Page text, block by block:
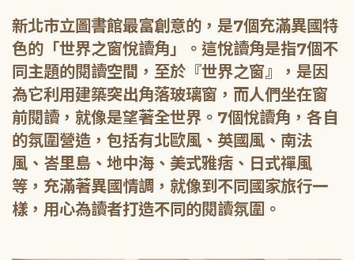
新北市立圖書館最富創意的，是7個充滿異國特
色的「世界之窗悅讀角」。這悅讀角是指7個不
同主題的閱讀空間，至於『世界之窗』，是因
為它利用建築突出角落玻璃窗，而人們坐在窗
前閱讀，就像是望著全世界。7個悅讀角，各自
的氛圍營造，包括有北歐風、英國風、南法
風、峇里島、地中海、美式雅痞、日式禪風
等，充滿著異國情調，就像到不同國家旅行一
樣，用心為讀者打造不同的閱讀氛圍。